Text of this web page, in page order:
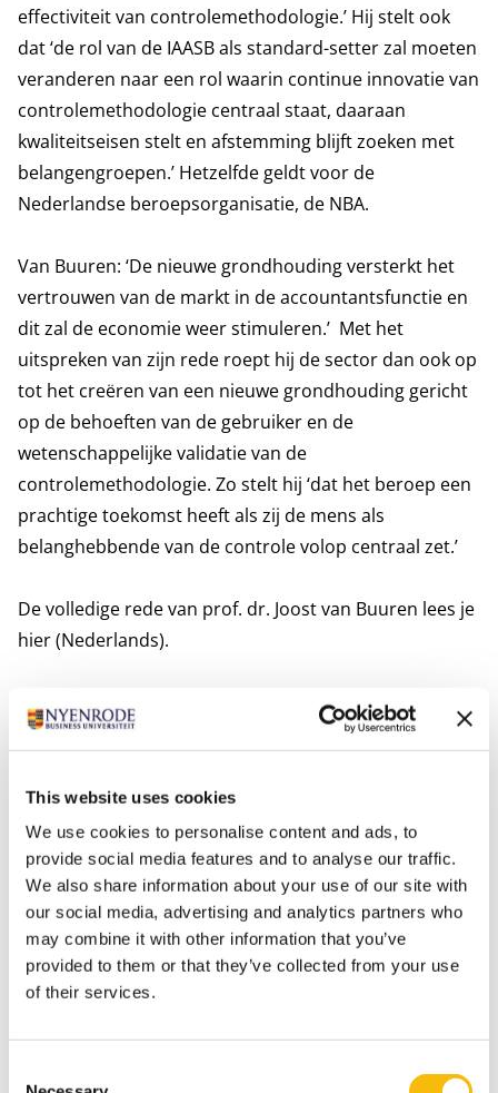
This website uses cookies
We use cookies to personalise content and ads, to
provide social media features and to analyse our traffic.
We also share information about your use of our site with
our social media, advertising and analytics partners who
may combine it with other information that you’ve
provided to them or that they’ve collected from your use
of their services.
effectiviteit van controlemethodologie.’ Hij stelt ook
dat ‘de rol van de IAASB als standard-setter zal moeten
veranderen naar een rol waarin continue innovatie van
controlemethodologie centraal staat, daaraan
kwaliteitseisen stelt en afstemming blijft zoeken met
belangengroepen.’ Hetzelfde geldt voor de
Nederlandse beroepsorganisatie, de NBA.
Van Buuren: ‘De nieuwe grondhouding versterkt het
vertrouwen van de markt in de accountantsfunctie en
dit zal de economie weer stimuleren.’ Met het
uitspreken van zijn rede roept hij de sector dan ook op
tot het creëren van een nieuwe grondhouding gericht
op de behoeften van de gebruiker en de
wetenschappelijke validatie van de
controlemethodologie. Zo stelt hij ‘dat het beroep een
prachtige toekomst heeft als zij de mens als
belanghebbende van de controle volop centraal zet.’
De volledige rede van prof. dr. Joost van Buuren lees je
hier(Nederlands).
Tags
Master of Science in Accountancy
Pers